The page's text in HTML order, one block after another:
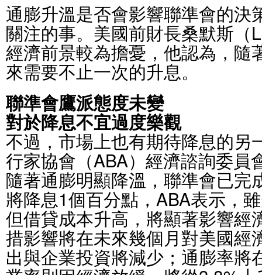
通膨升溫是否會影響聯準會的決
關注的事。美國前財長桑默斯（
經濟前景較為擔憂，他認為，隨
來需要不止一次的升息。
聯準會鷹派態度未變
對於降息不宜過度樂觀
不過，市場上也有期待降息的另
行家協會（ABA）經濟諮詢委員
隨著通膨明顯降溫，聯準會已完
將降息1個百分點，ABA表示，
但借貸成本升高，將顯著影響經
措影響將在未來幾個月對美國經
出與企業投資將減少；通膨率將